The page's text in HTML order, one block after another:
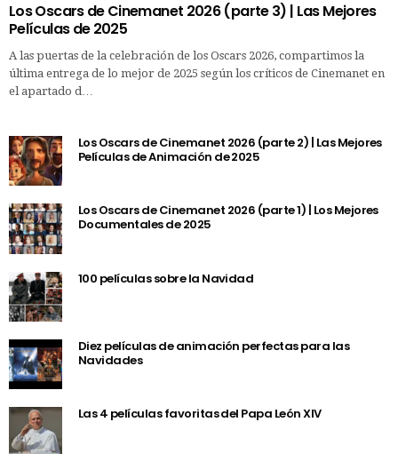
Los Oscars de Cinemanet 2026 (parte 3) | Las Mejores
Películas de 2025
A las puertas de la celebración de los Oscars 2026, compartimos la
última entrega de lo mejor de 2025 según los críticos de Cinemanet en
el apartado d…
Los Oscars de Cinemanet 2026 (parte 2) | Las Mejores
Películas de Animación de 2025
Los Oscars de Cinemanet 2026 (parte 1) | Los Mejores
Documentales de 2025
100 películas sobre la Navidad
Diez películas de animación perfectas para las
Navidades
Las 4 películas favoritas del Papa León XIV